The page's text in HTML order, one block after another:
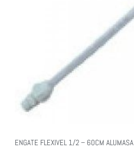
ENGATE FLEXIVEL 1/2 – 60CM ALUMASA